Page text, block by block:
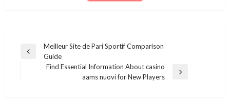
Post
navigation
Previous
Meilleur Site de Pari Sportif Comparison
Guide
Find Essential Information About casino
aams nuovi for New Players